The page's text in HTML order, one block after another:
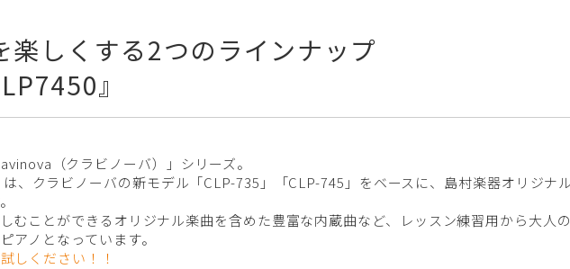
楽しくする2つのラインナップ
』
（クラビノーバ）」シリーズ。
は、クラビノーバの新モデル「CLP-735」「CLP-745」をベースに、島村楽器オリジナ
むことができるオリジナル楽曲を含めた豊富な内蔵曲など、レッスン練習用から大人
アノとなっています。
しください！！